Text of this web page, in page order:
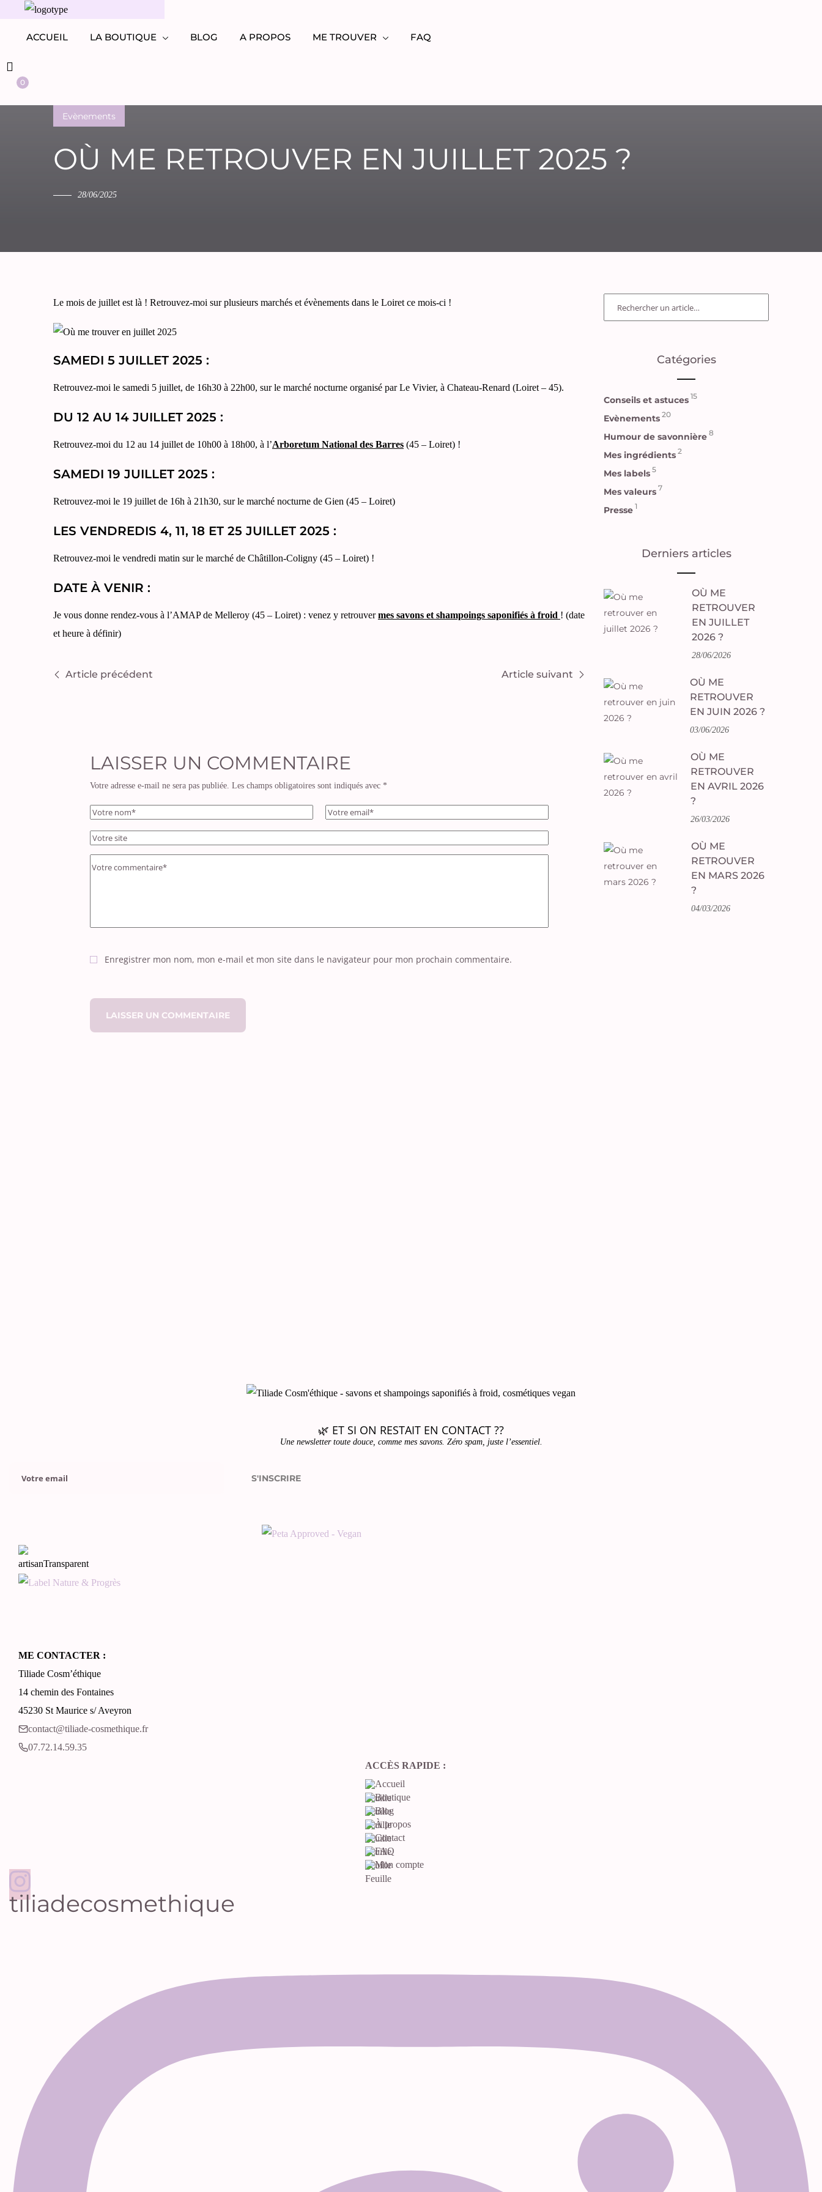
ACCUEIL LA BOUTIQUE BLOG A PROPOS ME TROUVER FAQ
0
Evènements
OÙ ME RETROUVER EN JUILLET 2025 ?
28/06/2025
Le mois de juillet est là ! Retrouvez-moi sur plusieurs marchés et évènements dans le Loiret ce mois-ci !
SAMEDI 5 JUILLET 2025 :
Retrouvez-moi le samedi 5 juillet, de 16h30 à 22h00, sur le marché nocturne organisé par Le Vivier, à Chateau-Renard (Loiret – 45).
DU 12 AU 14 JUILLET 2025 :
Retrouvez-moi du 12 au 14 juillet de 10h00 à 18h00, à l’Arboretum National des Barres (45 – Loiret) !
SAMEDI 19 JUILLET 2025 :
Retrouvez-moi le 19 juillet de 16h à 21h30, sur le marché nocturne de Gien (45 – Loiret)
LES VENDREDIS 4, 11, 18 ET 25 JUILLET 2025 :
Retrouvez-moi le vendredi matin sur le marché de Châtillon-Coligny (45 – Loiret) !
DATE À VENIR :
Je vous donne rendez-vous à l’AMAP de Melleroy (45 – Loiret) : venez y retrouvermes savons et shampoings saponifiés à froid ! (date
et heure à définir)
Article précédent Article suivant
LAISSER UN COMMENTAIRE
Votre adresse e-mail ne sera pas publiée. Les champs obligatoires sont indiqués avec *
Enregistrer mon nom, mon e-mail et mon site dans le navigateur pour mon prochain commentaire.
Catégories
Conseils et astuces 15
Evènements 20
Humour de savonnière 8
Mes ingrédients 2
Mes labels 5
Mes valeurs 7
Presse 1
Derniers articles
OÙ ME
RETROUVER
EN JUILLET
2026 ?
28/06/2026
OÙ ME
RETROUVER
EN JUIN 2026 ?
03/06/2026
OÙ ME
RETROUVER
EN AVRIL 2026
?
26/03/2026
OÙ ME
RETROUVER
EN MARS 2026
?
04/03/2026
🌿 ET SI ON RESTAIT EN CONTACT ??
Une newsletter toute douce, comme mes savons. Zéro spam, juste l’essentiel.
ME CONTACTER :
Tiliade Cosm’éthique
14 chemin des Fontaines
45230 St Maurice s/ Aveyron
contact@tiliade-cosmethique.fr‬
07.72.14.59.35‬
ACCÈS RAPIDE :
Accueil
Boutique
Blog
À propos
Contact
FAQ
Mon compte
tiliadecosmethique